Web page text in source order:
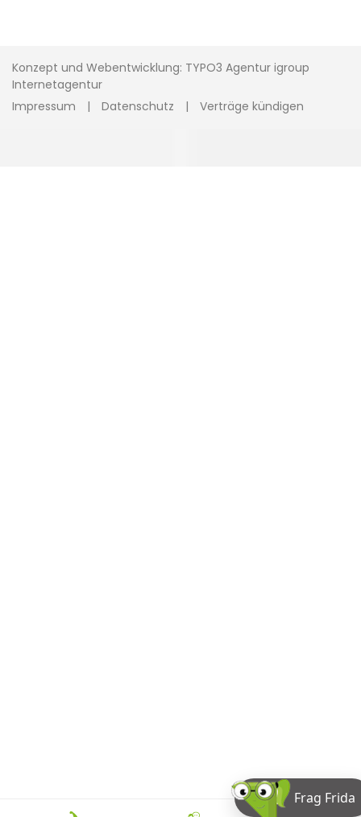
Konzept und Webentwicklung: TYPO3 Agentur igroup
Internetagentur
Impressum
Datenschutz Verträge kündigen
Frag Frida